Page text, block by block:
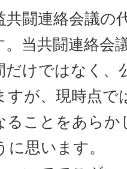
闘連絡会議の
。当共闘連絡会
だけではなく、
すが、現時点で
ることをあらか
思います。